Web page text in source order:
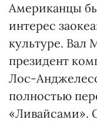
Американцы
интерес
культуре. Вал
президент
Лос-
полностью
«Ливайсами».